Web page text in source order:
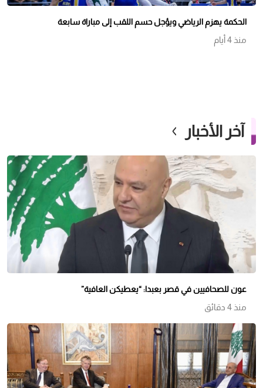
الحكمة يهزم الرياضي ويؤجل حسم اللقب إلى مباراة سابعة
منذ 4 أيام
آخر الأخبار
عون للصحافيين في قصر بعبدا: “يعطيكن العافية”
منذ 4 دقائق